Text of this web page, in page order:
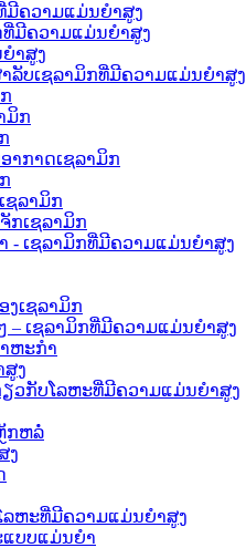
ມີຄວາມແມ່ນຍໍາສູງ
ມີຄວາມແມ່ນຍໍາສູງ
າສູງ
ລັບເຊລາມິກທີ່ມີຄວາມແມ່ນຍໍາສູງ
ມິກ
າກາດເຊລາມິກ
ຊລາມິກ
ກເຊລາມິກ
- ເຊລາມິກທີ່ມີຄວາມແມ່ນຍໍາສູງ
ງເຊລາມິກ
– ເຊລາມິກທີ່ມີຄວາມແມ່ນຍຳສູງ
ຫະກຳ
ງ
ວກັບໂລຫະທີ່ມີຄວາມແມ່ນຍໍາສູງ
ກຫລໍ່
ງ
ລຫະທີ່ມີຄວາມແມ່ນຍໍາສູງ
ບບແມ່ນຍໍາ